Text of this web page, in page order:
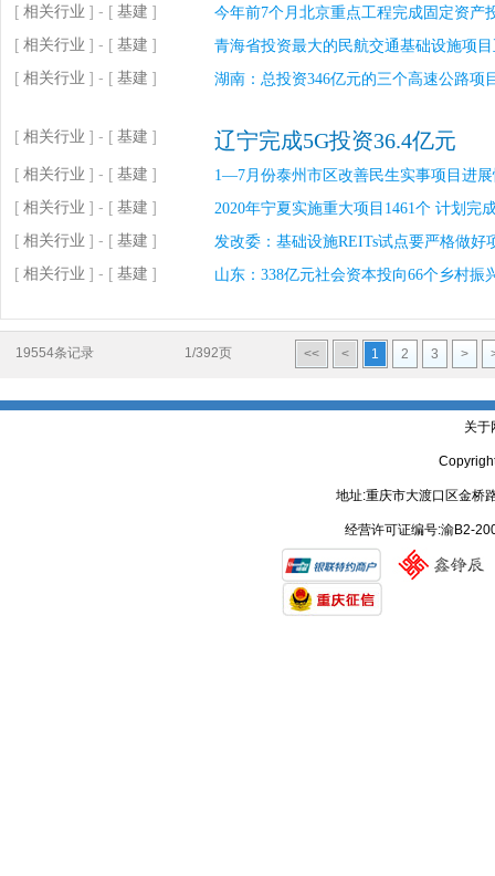
[ 相关行业 ] - [ 基建 ] 今年前7个月北京重点工程完成固定资产
[ 相关行业 ] - [ 基建 ] 青海省投资最大的民航交通基础设施项
[ 相关行业 ] - [ 基建 ] 湖南：总投资346亿元的三个高速公路项
[ 相关行业 ] - [ 基建 ] 辽宁完成5G投资36.4亿元
[ 相关行业 ] - [ 基建 ] 1—7月份泰州市区改善民生实事项目进
[ 相关行业 ] - [ 基建 ] 2020年宁夏实施重大项目1461个 计划完
[ 相关行业 ] - [ 基建 ] 发改委：基础设施REITs试点要严格做
[ 相关行业 ] - [ 基建 ] 山东：338亿元社会资本投向66个乡村振
19554条记录 1/392页 << < 1 2 3 >
关于
地址:重庆市大渡口区金
经营许可证编号:渝B2-